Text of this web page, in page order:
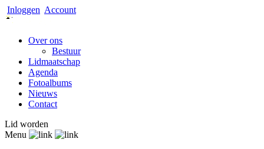
Inloggen Account
Over ons
Bestuur
Lidmaatschap
Agenda
Fotoalbums
Nieuws
Contact
Lid worden
Menu